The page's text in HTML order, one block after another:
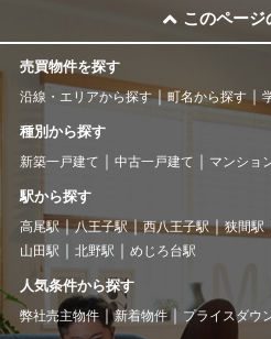
このページ
売買物件を探す
沿線・エリアから探す 町名から探す
種別から探す
新築一戸建て 中古一戸建て マンショ
駅から探す
高尾駅 八王子駅 西八王子駅 狭間駅
山田駅
北野駅 めじろ台駅
人気条件から探す
弊社売主物件 新着物件 プライスダウ